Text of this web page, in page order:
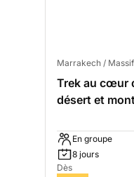
Marrakech /
Trek au cœur
désert et
En groupe
8 jours
Dès